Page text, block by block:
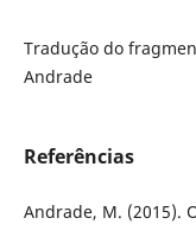
Tradução do
Andrade
Referências
Andrade, M. (2015).